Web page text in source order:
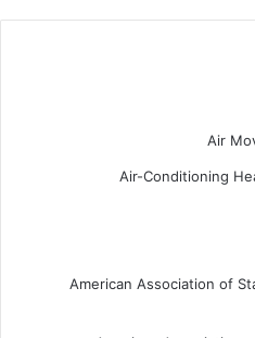
Air
Air-Conditioning
American Association of